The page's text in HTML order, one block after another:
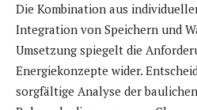
Die Kombination aus
Integration von Speichern und
Umsetzung spiegelt die
Energiekonzepte wider.
sorgfältige Analyse der